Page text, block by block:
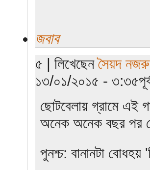
জবাব
৫ | লিখেছেনসৈয়দ
১৩/০১/২০১৫ -
ছোটবেলায় গ্রামে এই
অনেক অনেক বছর পর
পুনশ্চ: বানানটা বোধহয়